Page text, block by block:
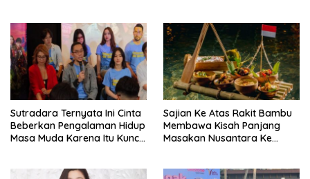
Sutradara Ternyata Ini Cinta
Beberkan Pengalaman Hidup
Masa Muda Karena Itu Kunci
Sajian Ke Atas Rakit Bambu
Membawa Kisah Panjang
Masakan Nusantara Ke